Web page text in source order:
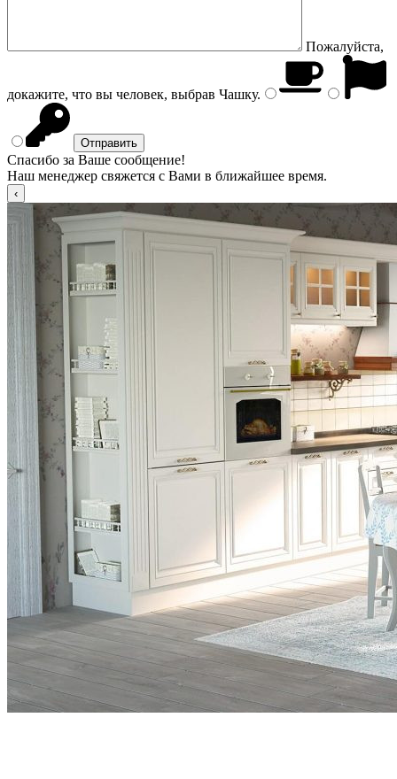
Пожалуйста,
докажите, что вы человек, выбрав Чашку.
Спасибо за Ваше сообщение!
Наш менеджер свяжется с Вами в ближайшее время.